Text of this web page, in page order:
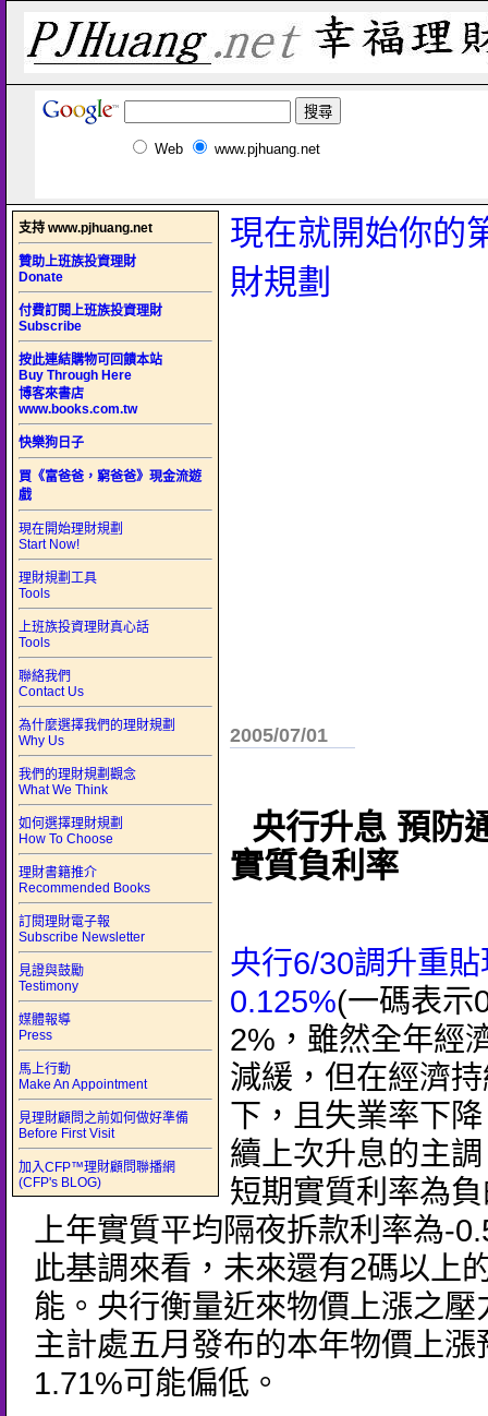
Web www.pjhuang.net
支持 www.pjhuang.net
贊助上班族投資理財
Donate
付費訂閱上班族投資理財
Subscribe
按此連結購物可回饋本站
Buy Through Here
博客來書店
www.books.com.tw
快樂狗日子
買《富爸爸，窮爸爸》現金流遊
戲
現在開始理財規劃
Start Now!
理財規劃工具
Tools
上班族投資理財真心話
Tools
聯絡我們
Contact Us
為什麼選擇我們的理財規劃
Why Us
我們的理財規劃觀念
What We Think
如何選擇理財規劃
How To Choose
理財書籍推介
Recommended Books
訂閱理財電子報
Subscribe Newsletter
見證與鼓勵
Testimony
媒體報導
Press
馬上行動
Make An Appointment
見理財顧問之前如何做好準備
Before First Visit
加入CFP™理財顧問聯播網
(CFP's BLOG)
現在就開始你的
財規劃
2005/07/01
央行升息 預防
實質負利率
央行6/30調升重
0.125%(一碼表示
2%，雖然全年經
減緩，但在經濟
下，且失業率下
續上次升息的主
短期實質利率為
上年實質平均隔夜拆款利率為-
此基調來看，未來還有2碼以上
能。央行衡量近來物價上漲之壓
主計處五月發布的本年物價上漲
1.71%可能偏低。